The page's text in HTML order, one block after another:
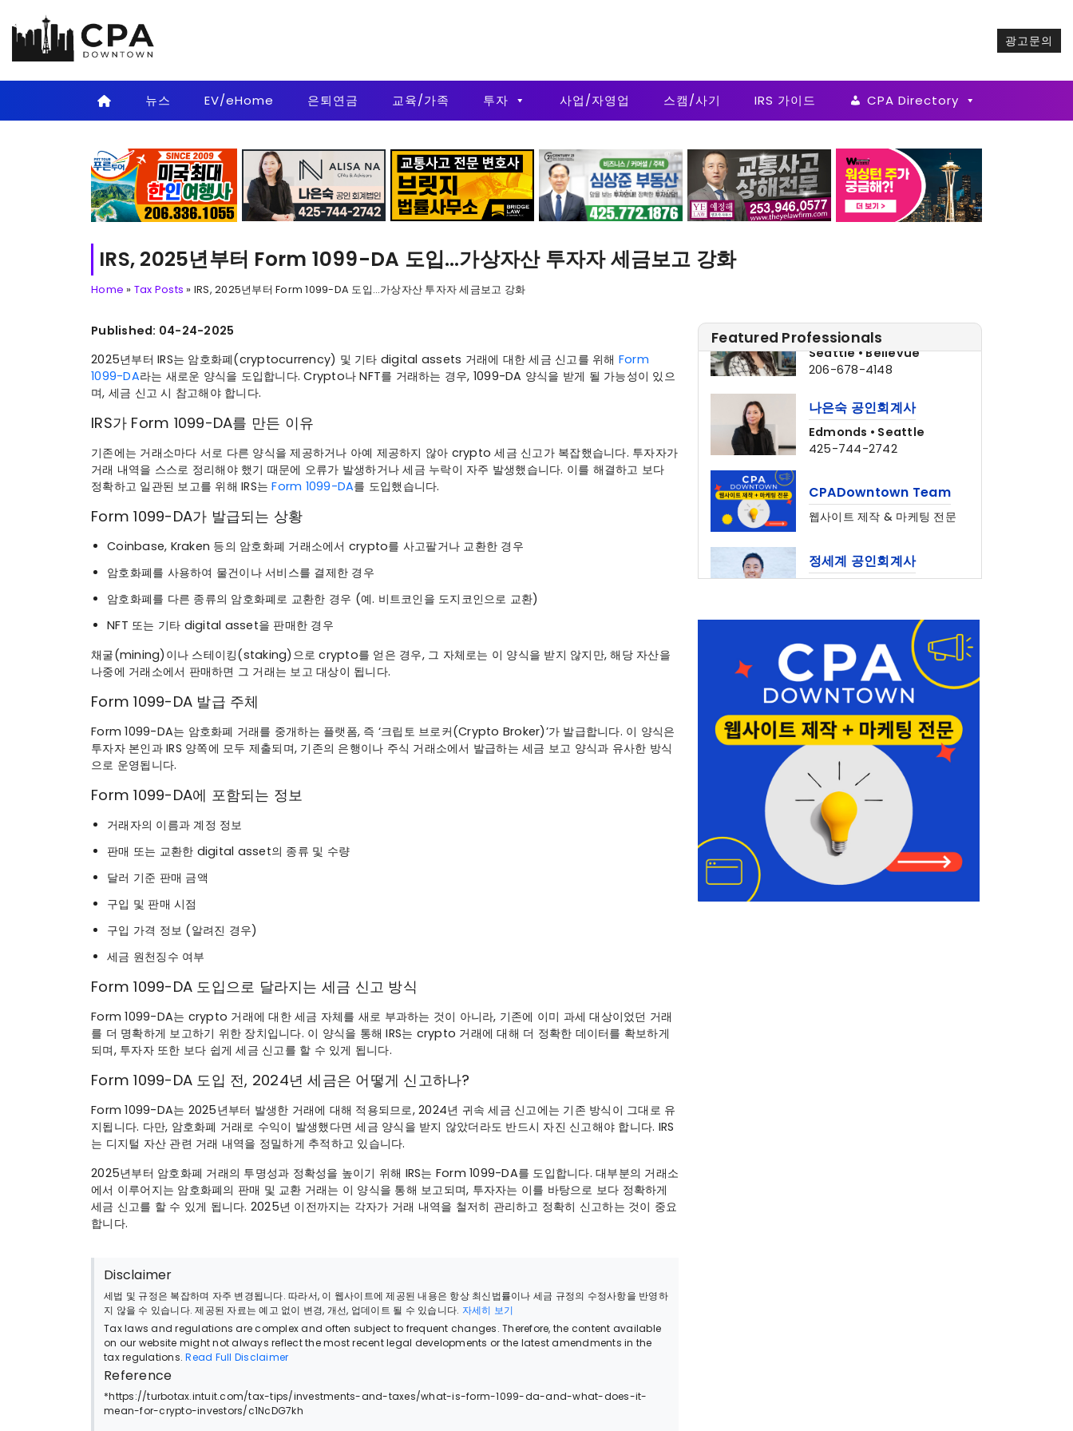
광고문의
뉴스 EV/eHome 은퇴연금 교육/가족 투자 사업/자영업 스캠/사기 IRS 가이드 CPA Directory
IRS, 2025년부터 Form 1099-DA 도입…가상자산 투자자 세금보고 강화
Home » Tax Posts » IRS, 2025년부터 Form 1099-DA 도입…가상자산 투자자 세금보고 강화
Published: 04-24-2025
2025년부터 IRS는 암호화폐(cryptocurrency) 및 기타 digital assets 거래에 대한 세금 신고를 위해 Form
1099-DA라는 새로운 양식을 도입합니다. Crypto나 NFT를 거래하는 경우, 1099-DA 양식을 받게 될 가능성이 있으
며, 세금 신고 시 참고해야 합니다.
IRS가 Form 1099-DA를 만든 이유
기존에는 거래소마다 서로 다른 양식을 제공하거나 아예 제공하지 않아 crypto 세금 신고가 복잡했습니다. 투자자가
거래 내역을 스스로 정리해야 했기 때문에 오류가 발생하거나 세금 누락이 자주 발생했습니다. 이를 해결하고 보다
정확하고 일관된 보고를 위해 IRS는Form 1099-DA를 도입했습니다.
Form 1099-DA가 발급되는 상황
Coinbase, Kraken 등의 암호화폐 거래소에서 crypto를 사고팔거나 교환한 경우
암호화폐를 사용하여 물건이나 서비스를 결제한 경우
암호화폐를 다른 종류의 암호화폐로 교환한 경우 (예. 비트코인을 도지코인으로 교환)
NFT 또는 기타 digital asset을 판매한 경우
채굴(mining)이나 스테이킹(staking)으로 crypto를 얻은 경우, 그 자체로는 이 양식을 받지 않지만, 해당 자산을
나중에 거래소에서 판매하면 그 거래는 보고 대상이 됩니다.
Form 1099-DA 발급 주체
Form 1099-DA는 암호화폐 거래를 중개하는 플랫폼, 즉 ‘크립토 브로커(Crypto Broker)’가 발급합니다. 이 양식은
투자자 본인과 IRS 양쪽에 모두 제출되며, 기존의 은행이나 주식 거래소에서 발급하는 세금 보고 양식과 유사한 방식
으로 운영됩니다.
Form 1099-DA에 포함되는 정보
거래자의 이름과 계정 정보
판매 또는 교환한 digital asset의 종류 및 수량
달러 기준 판매 금액
구입 및 판매 시점
구입 가격 정보 (알려진 경우)
세금 원천징수 여부
Form 1099-DA 도입으로 달라지는 세금 신고 방식
Form 1099-DA는 crypto 거래에 대한 세금 자체를 새로 부과하는 것이 아니라, 기존에 이미 과세 대상이었던 거래
를 더 명확하게 보고하기 위한 장치입니다. 이 양식을 통해 IRS는 crypto 거래에 대해 더 정확한 데이터를 확보하게
되며, 투자자 또한 보다 쉽게 세금 신고를 할 수 있게 됩니다.
Form 1099-DA 도입 전, 2024년 세금은 어떻게 신고하나?
Form 1099-DA는 2025년부터 발생한 거래에 대해 적용되므로, 2024년 귀속 세금 신고에는 기존 방식이 그대로 유
지됩니다. 다만, 암호화폐 거래로 수익이 발생했다면 세금 양식을 받지 않았더라도 반드시 자진 신고해야 합니다. IRS
는 디지털 자산 관련 거래 내역을 정밀하게 추적하고 있습니다.
2025년부터 암호화폐 거래의 투명성과 정확성을 높이기 위해 IRS는 Form 1099-DA를 도입합니다. 대부분의 거래소
에서 이루어지는 암호화폐의 판매 및 교환 거래는 이 양식을 통해 보고되며, 투자자는 이를 바탕으로 보다 정확하게
세금 신고를 할 수 있게 됩니다. 2025년 이전까지는 각자가 거래 내역을 철저히 관리하고 정확히 신고하는 것이 중요
합니다.
Disclaimer
세법 및 규정은 복잡하며 자주 변경됩니다. 따라서, 이 웹사이트에 제공된 내용은 항상 최신법률이나 세금 규정의 수정사항을 반영하
지 않을 수 있습니다. 제공된 자료는 예고 없이 변경, 개선, 업데이트 될 수 있습니다. 자세히 보기
Tax laws and regulations are complex and often subject to frequent changes. Therefore, the content available
on our website might not always reflect the most recent legal developments or the latest amendments in the
tax regulations.Read Full Disclaimer
Reference
*https://turbotax.intuit.com/tax-tips/investments-and-taxes/what-is-form-1099-da-and-what-does-it-
mean-for-crypto-investors/c1NcDG7kh
Featured Professionals
Seattle • Bellevue
206-678-4148
Edmonds • Seattle
425-744-2742
웹사이트 제작 & 마케팅 전문
Shoreline
206-367-6782
심상준 부동산
425-772-1876
Bridge Law, PC
Lynnwood
425-541-8611
양인옥 부동산
커머셜 • 비즈니스
425-829-7642